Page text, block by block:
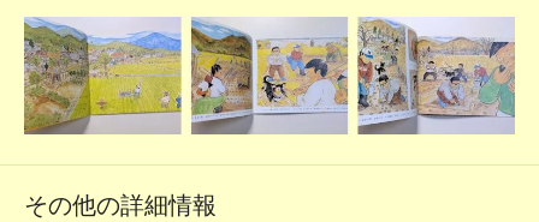
その他の詳細情報